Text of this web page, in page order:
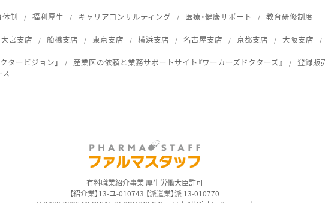
体制 福利厚生 キャリアコンサルティング 医療・健康サポート 教育研修制度
大宮支店 船橋支店 東京支店 横浜支店 名古屋支店 京都支店 大阪支店
タービジョン」 産業医の依頼と業務サポートサイト『ワーカーズドクターズ』
登録販
有料職業紹介事業 厚生労働大臣許可
【紹介業】13-ユ-010743 【派遣業】派 13-010770